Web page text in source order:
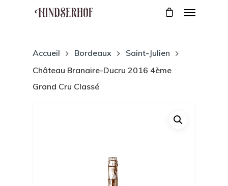
Accueil Bordeaux
Saint-Julien
Château Branaire-Ducru 2016 4ème
Grand Cru Classé